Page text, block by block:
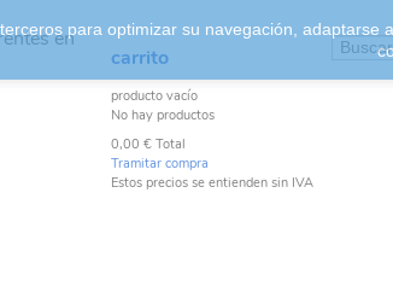
en
carrito
producto vacío
No hay productos
0,00 € Total
Tramitar compra
Estos precios se entienden sin IVA
para optimizar su navegación,